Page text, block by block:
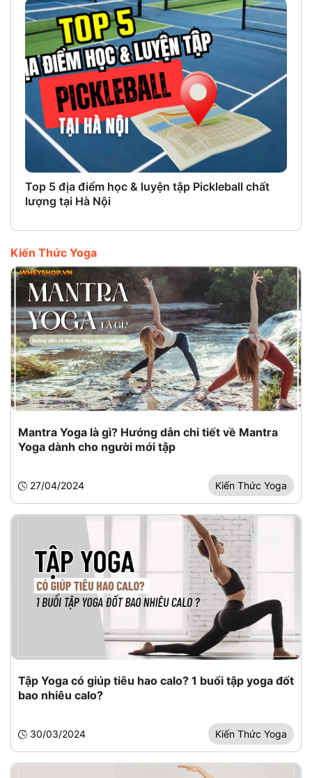
Top 5 địa điểm học & luyện tập Pickleball chất
lượng tại Hà Nội
Kiến Thức Yoga
Mantra Yoga là gì? Hướng dẫn chi tiết về Mantra
Yoga dành cho người mới tập
27/04/2024 Kiến Thức Yoga
Tập Yoga có giúp tiêu hao calo? 1 buổi tập yoga đốt
bao nhiêu calo?
30/03/2024 Kiến Thức Yoga